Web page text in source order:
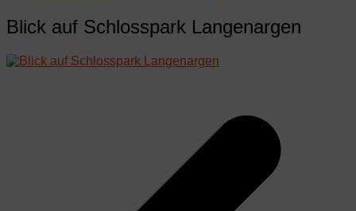
Blick auf Schlosspark Langenargen